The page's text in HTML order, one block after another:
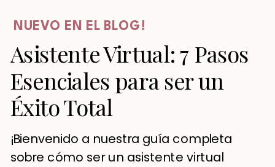
¡Bienvenido a nuestra guía completa
sobre cómo ser un asistente virtual
Asistente Virtual: 7 Pasos
Esenciales para ser un
Éxito Total
NUEVO EN EL BLOG!